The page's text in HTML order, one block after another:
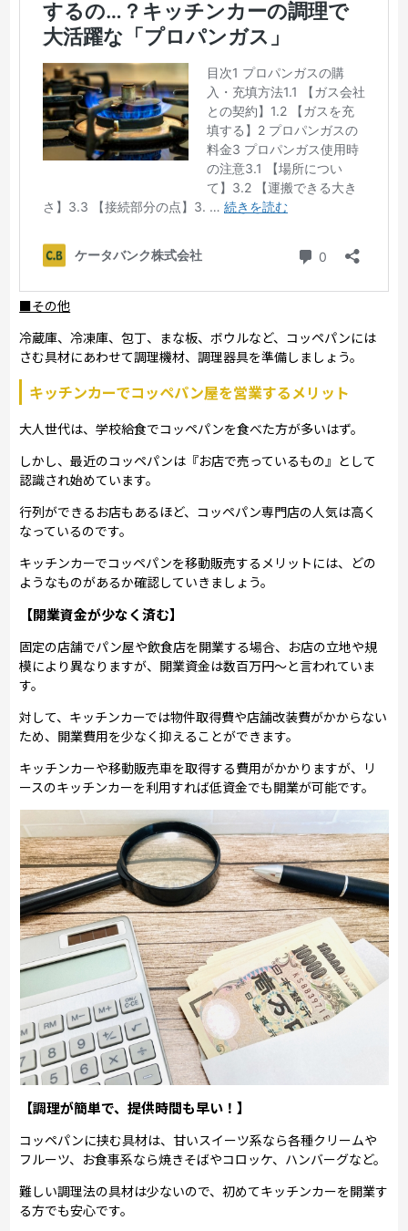
■その他
冷蔵庫、冷凍庫、包丁、まな板、ボウルなど、コッペパンには
さむ具材にあわせて調理機材、調理器具を準備しましょう。
キッチンカーでコッペパン屋を営業するメリット
大人世代は、学校給食でコッペパンを食べた方が多いはず。
しかし、最近のコッペパンは『お店で売っているもの』として
認識され始めています。
行列ができるお店もあるほど、コッペパン専門店の人気は高く
なっているのです。
キッチンカーでコッペパンを移動販売するメリットには、どの
ようなものがあるか確認していきましょう。
【開業資金が少なく済む】
固定の店舗でパン屋や飲食店を開業する場合、お店の立地や規
模により異なりますが、開業資金は数百万円～と言われていま
す。
対して、キッチンカーでは物件取得費や店舗改装費がかからない
ため、開業費用を少なく抑えることができます。
キッチンカーや移動販売車を取得する費用がかかりますが、リ
ースのキッチンカーを利用すれば低資金でも開業が可能です。
【調理が簡単で、提供時間も早い！】
コッペパンに挟む具材は、甘いスイーツ系なら各種クリームや
フルーツ、お食事系なら焼きそばやコロッケ、ハンバーグなど。
難しい調理法の具材は少ないので、初めてキッチンカーを開業す
る方でも安心です。